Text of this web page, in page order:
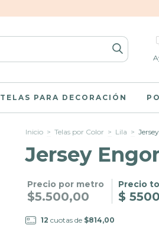
TELAS PARA DECORACIÓN
Inicio > Telas por Color > Lila >
Jersey
Precio por metro
$5.500,00
Precio
$
12 cuotas de $814,00